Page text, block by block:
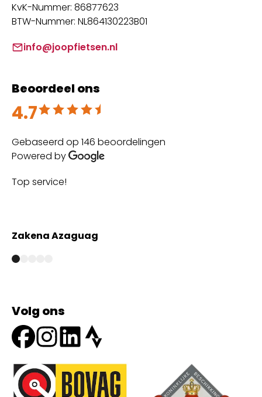
KvK-Nummer: 86877623
BTW-Nummer: NL864130223B01
info@joopfietsen.nl
Beoordeel ons
4.7
Beoordeeld met 4.7 uit 5
Gebaseerd op 146 beoordelingen
Powered by
Top service!
Zakena Azaguag
Volg ons
Onze partners